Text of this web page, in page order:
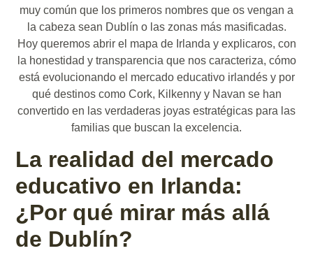
muy común que los primeros nombres que os vengan a
la cabeza sean Dublín o las zonas más masificadas.
Hoy queremos abrir el mapa de Irlanda y explicaros, con
la honestidad y transparencia que nos caracteriza, cómo
está evolucionando el mercado educativo irlandés y por
qué destinos como Cork, Kilkenny y Navan se han
convertido en las verdaderas joyas estratégicas para las
familias que buscan la excelencia.
La realidad del mercado
educativo en Irlanda:
¿Por qué mirar más allá
de Dublín?